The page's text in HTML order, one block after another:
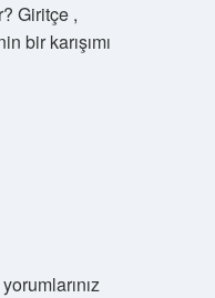
Giritçe ,
bir karışımı